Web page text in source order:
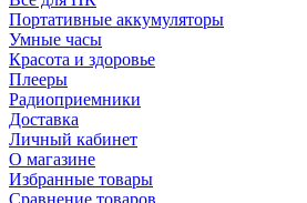
Портативные аккумуляторы
Умные часы
Красота и здоровье
Плееры
Радиоприемники
Доставка
Личный кабинет
О магазине
Избранные товары
Сравнение товаров